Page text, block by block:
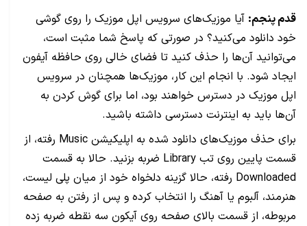
قدم پنجم: آیا موزیک‌های سرویس اپل موزیک را روی گوشی
خود دانلود می‌کنید؟ در صورتی که پاسخ شما مثبت است،
می‌توانید آن‌ها را حذف کنید تا فضای خالی روی حافظه آیفون
ایجاد شود. با انجام این کار، موزیک‌ها همچنان در سرویس
اپل موزیک در دسترس خواهند بود، اما برای گوش کردن به
آن‌ها باید به اینترنت دسترسی داشته باشید.
برای حذف موزیک‌های دانلود شده به اپلیکیشن Music رفته، از
قسمت پایین روی تب Library ضربه بزنید. حالا به قسمت
Downloaded رفته، حالا گزینه دلخواه خود از میان پلی لیست،
هنرمند، آلبوم یا آهنگ را انتخاب کرده و پس از رفتن به صفحه
مربوطه، از قسمت بالای صفحه روی آیکون سه نقطه ضربه زده